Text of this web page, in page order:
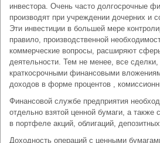
инвестора. Очень часто долгосрочные
производят при учреждении дочерних и
Эти инвестиции в большей мере
правило, производственной
коммерческие вопросы, расширяют
деятельности. Тем не менее, все
краткосрочными финансовыми
доходов в форме процентов ,
Финансовой службе предприятия
отдельно взятой ценной бумаги, а
в портфеле акций, облигаций,
Доходность операций с ценными